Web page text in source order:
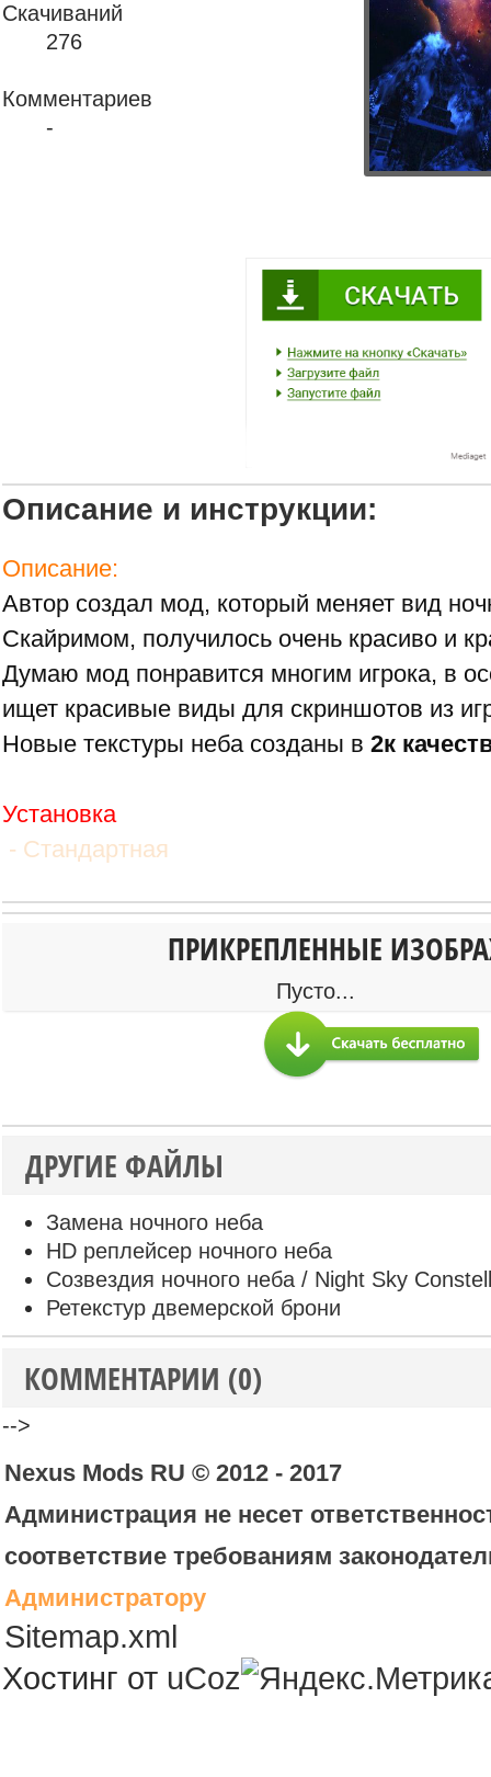
Скачиваний
276
Комментариев
-
Описание и инструкции:
Описание:
Автор создал мод, который меняет вид
Скайримом, получилось очень красиво и
Думаю мод понравится многим игрока, в
ищет красивые виды для скриншотов из
Новые текстуры неба созданы в 2к
Установка
- Стандартная
ПРИКРЕПЛЕННЫЕ
Пусто...
ДРУГИЕ ФАЙЛЫ
Замена ночного неба
HD реплейсер ночного неба
Созвездия ночного неба / Night Sky
Ретекстур двемерской брони
КОММЕНТАРИИ (0)
-->
Nexus Mods RU © 2012 - 2017
Администрация не несет
соответствие требованиям
Администратору
Sitemap.xml
Хостинг от uCoz